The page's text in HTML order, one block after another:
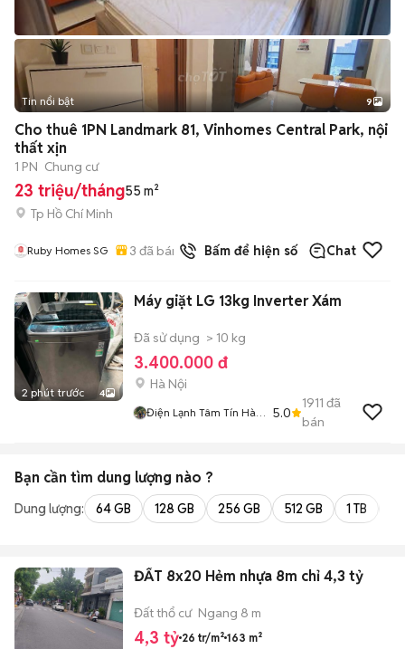
+2
Tin nổi bật 9
Cho thuê 1PN Landmark 81, Vinhomes Central Park, nội
thất xịn
1 PN Chung cư
23 triệu/tháng55 m²
Tp Hồ Chí Minh
Ruby Homes SG 3 đã bán Bấm để hiện số Chat
2 phút trước 4
Máy giặt LG 13kg Inverter Xám
Đã sử dụng > 10 kg
3.400.000 đ
Hà Nội
Điện Lạnh Tâm Tín Hà
5.0
1911 đã
bán
Bạn cần tìm dung lượng nào ?
Dung lượng: 64 GB 128 GB 256 GB 512 GB 1 TB
ĐẤT 8x20 Hẻm nhựa 8m chỉ 4,3 tỷ
Đất thổ cư Ngang 8 m
4,3 tỷ 26 tr/m² 163 m²